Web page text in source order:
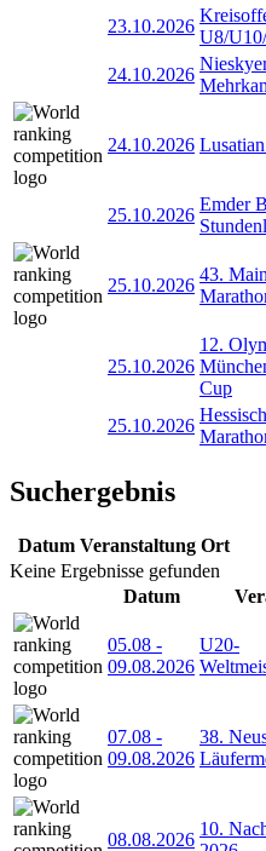
23.10.2026
U8/
24.10.2026
24.10.2026
25.10.2026
Emder
25.10.2026
43.
25.10.2026
12.
Cup
25.10.2026
Suchergebnis
Datum Veranstaltung Ort
Keine Ergebnisse gefunden
Datum
05.08 -
09.08.2026
U20-
07.08 -
09.08.2026
38.
08.08.2026
10.